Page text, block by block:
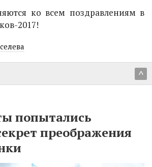
ко всем поздравлениям в
2017!
^
попытались
преображения